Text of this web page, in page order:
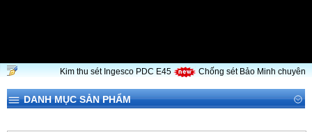
Kim thu sét Ingesco PDC E45 Chống sét Bảo Minh chuyên
DANH MỤC SẢN PHẨM